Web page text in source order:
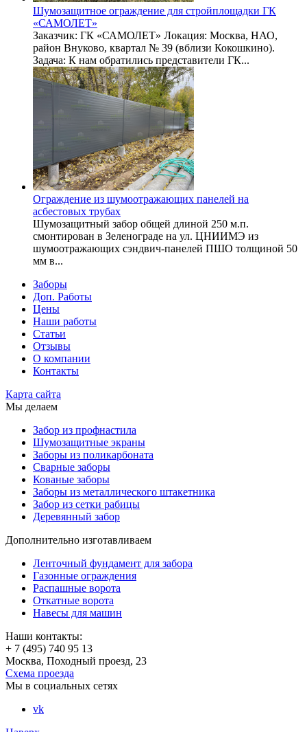
Шумозащитное ограждение для стройплощадки ГК
«САМОЛЕТ»
Заказчик: ГК «САМОЛЕТ» Локация: Москва, НАО,
район Внуково, квартал № 39 (вблизи Кокошкино).
Задача: К нам обратились представители ГК...
Ограждение из шумоотражающих панелей на
асбестовых трубах
Шумозащитный забор общей длиной 250 м.п.
смонтирован в Зеленограде на ул. ЦНИИМЭ из
шумоотражающих сэндвич-панелей ПШО толщиной 50
мм в...
Заборы
Доп. Работы
Цены
Наши работы
Статьи
Отзывы
О компании
Контакты
Карта сайта
Мы делаем
Забор из профнастила
Шумозащитные экраны
Заборы из поликарбоната
Сварные заборы
Кованые заборы
Заборы из металлического штакетника
Забор из сетки рабицы
Деревянный забор
Дополнительно изготавливаем
Ленточный фундамент для забора
Газонные ограждения
Распашные ворота
Откатные ворота
Навесы для машин
Наши контакты:
+ 7 (495) 740 95 13
Москва, Походный проезд, 23
Схема проезда
Мы в социальных сетях
vk